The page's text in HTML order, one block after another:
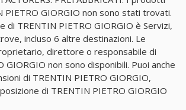
PIETRO GIORGIO non sono stati trovati.
di TRENTIN PIETRO GIORGIO è Servizi,
incluso 6 altre destinazioni. Le
direttore o responsabile di
GIORGIO non sono disponibili. Puoi anche
di TRENTIN PIETRO GIORGIO,
di TRENTIN PIETRO GIORGIO